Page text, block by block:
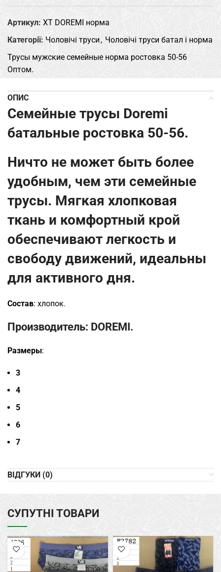
Артикул: XT DOREMI норма
Категорії: Чоловічі труси , Чоловічі труси батал і норма
Трусы мужские семейные норма ростовка 50-56
Оптом.
ОПИС
Семейные трусы Doremi
батальные ростовка 50-56.
Ничто не может быть более
удобным, чем эти семейные
трусы. Мягкая хлопковая
ткань и комфортный крой
обеспечивают легкость и
свободу движений, идеальны
для активного дня.
Состав: хлопок.
Производитель: DOREMI.
Размеры:
3
4
5
6
7
ВІДГУКИ (0)
СУПУТНІ ТОВАРИ